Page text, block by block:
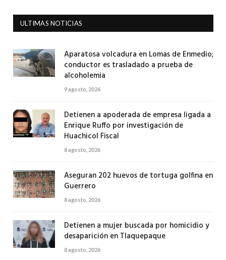
ULTIMAS NOTICIAS
Aparatosa volcadura en Lomas de Enmedio;
conductor es trasladado a prueba de
alcoholemia
9 agosto, 2026
Detienen a apoderada de empresa ligada a
Enrique Ruffo por investigación de
Huachicol Fiscal
8 agosto, 2026
Aseguran 202 huevos de tortuga golfina en
Guerrero
8 agosto, 2026
Detienen a mujer buscada por homicidio y
desaparición en Tlaquepaque
8 agosto, 2026